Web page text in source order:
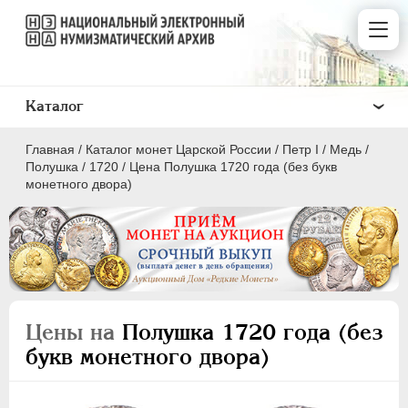
Главная / Каталог монет Царской России / Пeтр I / Медь /
Полушка / 1720 / Цена Полушка 1720 года (без букв
монетного двора)
Цены на Полушка 1720 года (без
букв монетного двора)
Каталог
ПEТР I 1699 - 1725
Серебро
Медь